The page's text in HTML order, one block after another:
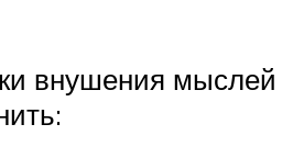
внушения мыслей